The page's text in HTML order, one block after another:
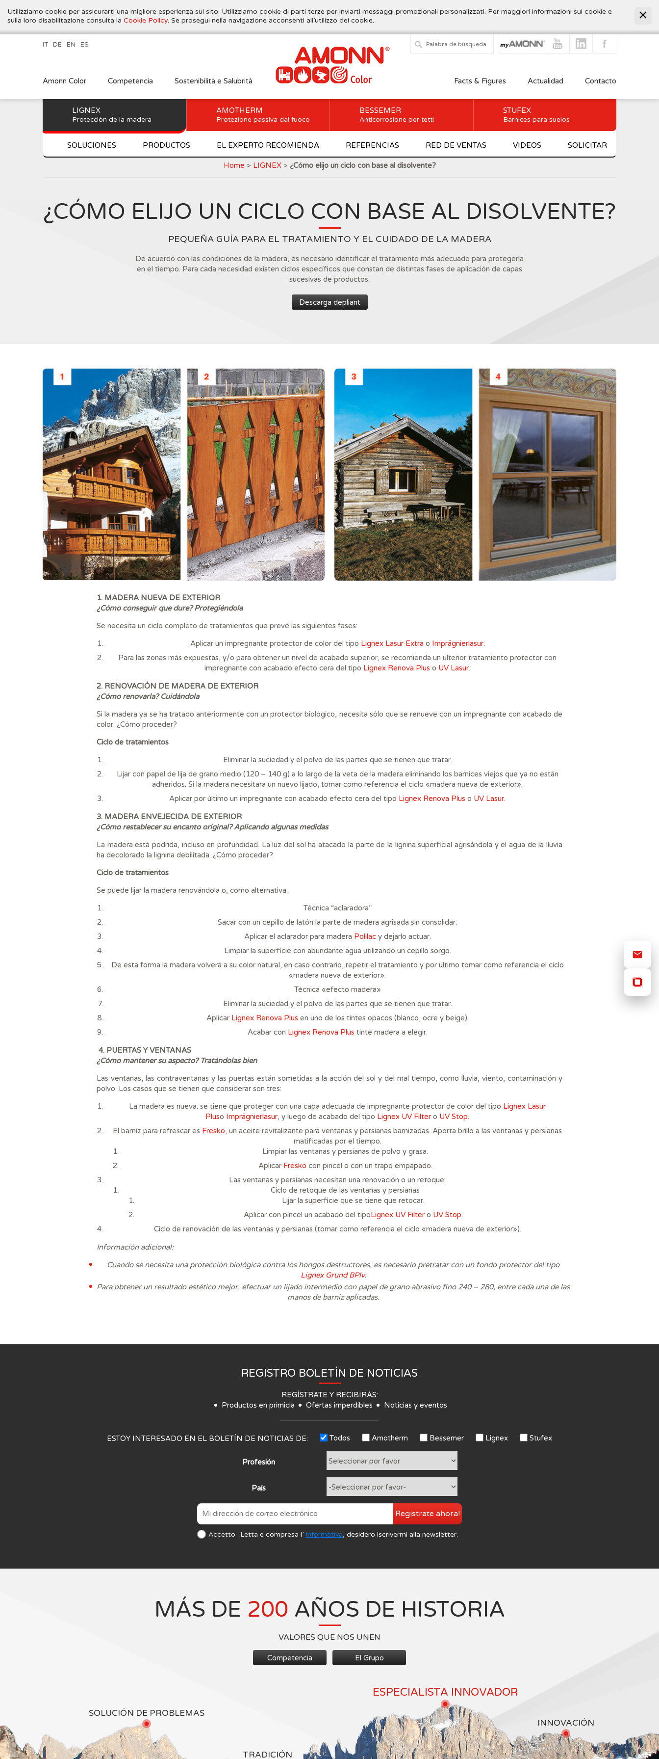
Utilizziamo cookie per assicurarti una migliore esperienza sul sito. Utilizziamo cookie di parti terze per inviarti messaggi promozionali personalizzati. Per maggiori informazioni sui cookie e
sulla loro disabilitazione consulta la Cookie Policy. Se prosegui nella navigazione acconsenti all’utilizzo dei cookie.
Amonn Color Competencia Sostenibilità e Salubrità Facts & Figures Actualidad Contacto
IT DE EN ES
LIGNEX
Protección de la madera
SOLUCIONES PRODUCTOS EL EXPERTO RECOMIENDA REFERENCIAS RED DE VENTAS VIDEOS SOLICITAR
AMOTHERM
Protezione passiva dal fuoco
BESSEMER
Anticorrosione per tetti
STUFEX
Barnices para suelos
Home > LIGNEX> ¿Cómo elijo un ciclo con base al disolvente?
¿CÓMO ELIJO UN CICLO CON BASE AL DISOLVENTE?
PEQUEÑA GUÍA PARA EL TRATAMIENTO Y EL CUIDADO DE LA MADERA
De acuerdo con las condiciones de la madera, es necesario identificar el tratamiento más adecuado para protegerla
en el tiempo. Para cada necesidad existen ciclos específicos que constan de distintas fases de aplicación de capas
sucesivas de productos.
Descarga depliant
1. MADERA NUEVA DE EXTERIOR
¿Cómo conseguir que dure? Protegiéndola
Se necesita un ciclo completo de tratamientos que prevé las siguientes fases:
Aplicar un impregnante protector de color del tipo Lignex Lasur Extra o Imprägnierlasur.
Para las zonas más expuestas, y/o para obtener un nivel de acabado superior, se recomienda un ulterior tratamiento protector con
impregnante con acabado efecto cera del tipo Lignex Renova Plus o UV Lasur.
2. RENOVACIÓN DE MADERA DE EXTERIOR
¿Cómo renovarla? Cuidándola
Si la madera ya se ha tratado anteriormente con un protector biológico, necesita sólo que se renueve con un impregnante con acabado de
color. ¿Cómo proceder?
Ciclo de tratamientos
Eliminar la suciedad y el polvo de las partes que se tienen que tratar.
Lijar con papel de lija de grano medio (120 – 140 g) a lo largo de la veta de la madera eliminando los barnices viejos que ya no están
adheridos. Si la madera necesitara un nuevo lijado, tomar como referencia el ciclo «madera nueva de exterior».
Aplicar por último un impregnante con acabado efecto cera del tipo Lignex Renova Plus o UV Lasur.
3. MADERA ENVEJECIDA DE EXTERIOR
¿Cómo restablecer su encanto original? Aplicando algunas medidas
La madera está podrida, incluso en profundidad. La luz del sol ha atacado la parte de la lignina superficial agrisándola y el agua de la lluvia
ha decolorado la lignina debilitada. ¿Cómo proceder?
Ciclo de tratamientos
Se puede lijar la madera renovándola o, como alternativa:
Técnica “aclaradora”
Sacar con un cepillo de latón la parte de madera agrisada sin consolidar.
Aplicar el aclarador para madera Polilacy dejarlo actuar.
Limpiar la superficie con abundante agua utilizando un cepillo sorgo.
De esta forma la madera volverá a su color natural, en caso contrario, repetir el tratamiento y por último tomar como referencia el ciclo
«madera nueva de exterior».
Técnica «efecto madera»
Eliminar la suciedad y el polvo de las partes que se tienen que tratar.
Aplicar Lignex Renova Plus en uno de los tintes opacos (blanco, ocre y beige).
Acabar con Lignex Renova Plus tinte madera a elegir.
4. PUERTAS Y VENTANAS
¿Cómo mantener su aspecto?Tratándolas bien
Las ventanas, las contraventanas y las puertas están sometidas a la acción del sol y del mal tiempo, como lluvia, viento, contaminación y
polvo. Los casos que se tienen que considerar son tres:
La madera es nueva: se tiene que proteger con una capa adecuada de impregnante protector de color del tipo Lignex Lasur
Pluso Imprägnierlasur, y luego de acabado del tipo Lignex UV Filter o UV Stop.
El barniz para refrescar es Fresko, un aceite revitalizante para ventanas y persianas barnizadas. Aporta brillo a las ventanas y persianas
matificadas por el tiempo.
Limpiar las ventanas y persianas de polvo y grasa.
Aplicar Fresko con pincel o con un trapo empapado.
Las ventanas y persianas necesitan una renovación o un retoque:
Ciclo de retoque de las ventanas y persianas
Lijar la superficie que se tiene que retocar.
Aplicar con pincel un acabado del tipoLignex UV Filtero UV Stop.
Ciclo de renovación de las ventanas y persianas (tomar como referencia el ciclo «madera nueva de exterior»).
Información adicional:
Cuando se necesita una protección biológica contra los hongos destructores, es necesario pretratar con un fondo protector del tipo
Lignex Grund BPlv.
Para obtener un resultado estético mejor, efectuar un lijado intermedio con papel de grano abrasivo fino 240 – 280, entre cada una de las
manos de barniz aplicadas.
REGISTRO BOLETÍN DE NOTICIAS
REGÍSTRATE Y RECIBIRÁS:
Productos en primicia
Ofertas imperdibles Noticias y eventos
ESTOY INTERESADO EN EL BOLETÍN DE NOTICIAS DE: Todos Amotherm Bessemer Lignex Stufex
Profesión
País
Accetto Letta e compresa l’ Informativa, desidero iscrivermi alla newsletter.
Regístrate ahora!
MÁS DE 200 AÑOS DE HISTORIA
VALORES QUE NOS UNEN
Competencia El Grupo
SOLUCIÓN DE PROBLEMAS
TRADICIÓN
ESPECIALISTA INNOVADOR
INNOVACIÓN